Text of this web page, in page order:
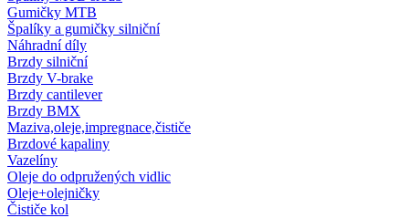
Gumičky MTB
Špalíky a gumičky silniční
Náhradní díly
Brzdy silniční
Brzdy V-brake
Brzdy cantilever
Brzdy BMX
Maziva,oleje,impregnace,čističe
Brzdové kapaliny
Vazelíny
Oleje do odpružených vidlic
Oleje+olejničky
Čističe kol